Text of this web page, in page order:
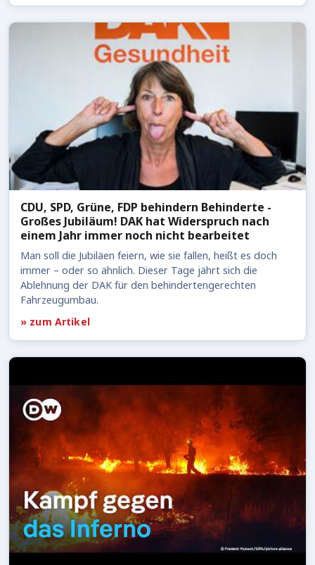
CDU, SPD, Grüne, FDP behindern Behinderte -
Großes Jubiläum! DAK hat Widerspruch nach
einem Jahr immer noch nicht bearbeitet
Man soll die Jubiläen feiern, wie sie fallen, heißt es doch
immer – oder so ähnlich. Dieser Tage jährt sich die
Ablehnung der DAK für den behindertengerechten
Fahrzeugumbau.
» zum Artikel